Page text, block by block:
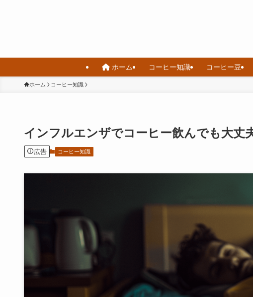
ホーム コーヒー知識 コーヒー豆
ホーム コーヒー知識
インフルエンザでコーヒー飲んでも大丈
広告 コーヒー知識